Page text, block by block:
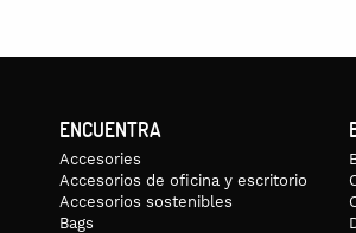
Las medidas indicadas en centímetros
Importante asegurar que la cinta se
Pecho: Medir alrededor de la parte más
ENCUENTRA
Accesories
Accesorios de oficina y escritorio
Accesorios sostenibles
Bags